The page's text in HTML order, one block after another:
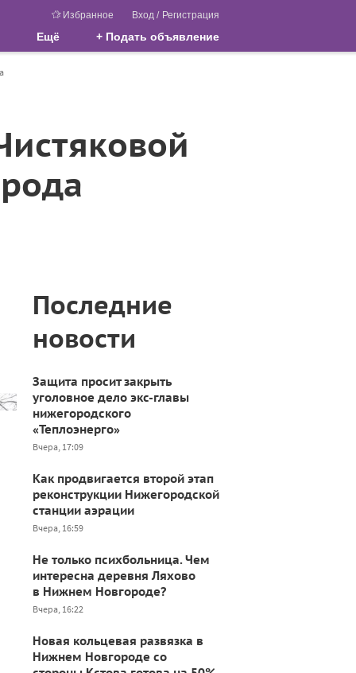
Избранное Вход / Регистрация
Ещё + Подать объявление
Последние
новости
Защита просит закрыть
уголовное дело экс-главы
нижегородского
«Теплоэнерго»
Вчера, 17:09
Как продвигается второй этап
реконструкции Нижегородской
станции аэрации
Вчера, 16:59
Не только психбольница. Чем
интересна деревня Ляхово
в Нижнем Новгороде?
Вчера, 16:22
Новая кольцевая развязка в
Нижнем Новгороде со